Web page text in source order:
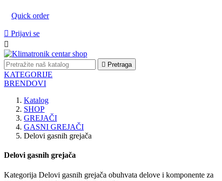
Quick order
 Prijavi se

 Pretraga
KATEGORIJE
BRENDOVI
Katalog
SHOP
GREJAČI
GASNI GREJAČI
Delovi gasnih grejača
Delovi gasnih grejača
Kategorija Delovi gasnih grejača obuhvata delove i komponente za